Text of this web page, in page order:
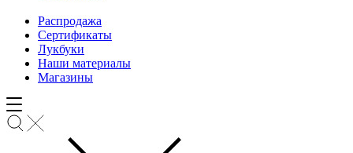
Распродажа
Сертификаты
Лукбуки
Наши материалы
Магазины